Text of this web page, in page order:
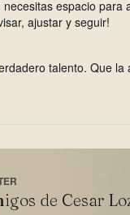
espacio
ajustar y seguir!
talento. Que
de Cesar